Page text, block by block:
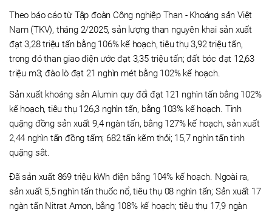
Theo báo cáo từ Tập đoàn Công nghiệp Than - Khoáng sản Việt
Nam (TKV), tháng 2/2025, sản lượng than nguyên khai sản xuất
đạt 3,28 triệu tấn bằng 106% kế hoạch, tiêu thụ 3,92 triệu tấn,
trong đó than giao điện ước đạt 3,35 triệu tấn; đất bóc đạt 12,63
triệu m3; đào lò đạt 21 nghìn mét bằng 102% kế hoạch.
Sản xuất khoáng sản Alumin quy đổi đạt 121 nghìn tấn bằng 102%
kế hoạch, tiêu thụ 126,3 nghìn tấn, bằng 103% kế hoạch. Tinh
quặng đồng sản xuất 9,4 ngàn tấn, bằng 127% kế hoạch, sản xuất
2,44 nghìn tấn đồng tấm; 682 tấn kẽm thỏi; 15,7 nghìn tấn tinh
quặng sắt.
Đã sản xuất 869 triệu kWh điện bằng 104% kế hoạch. Ngoài ra,
sản xuất 5,5 nghìn tấn thuốc nổ, tiêu thụ 08 nghìn tấn; Sản xuất 17
ngàn tấn Nitrat Amon, bằng 108% kế hoạch; tiêu thụ 17,9 ngàn